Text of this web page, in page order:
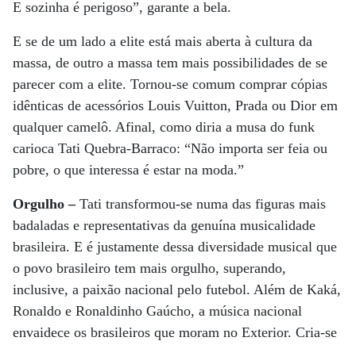
E sozinha é perigoso”, garante a bela.
E se de um lado a elite está mais aberta à cultura da
massa, de outro a massa tem mais possibilidades de se
parecer com a elite. Tornou-se comum comprar cópias
idênticas de acessórios Louis Vuitton, Prada ou Dior em
qualquer camelô. Afinal, como diria a musa do funk
carioca Tati Quebra-Barraco: “Não importa ser feia ou
pobre, o que interessa é estar na moda.”
Orgulho – Tati transformou-se numa das figuras mais
badaladas e representativas da genuína musicalidade
brasileira. E é justamente dessa diversidade musical que
o povo brasileiro tem mais orgulho, superando,
inclusive, a paixão nacional pelo futebol. Além de Kaká,
Ronaldo e Ronaldinho Gaúcho, a música nacional
envaidece os brasileiros que moram no Exterior. Cria-se